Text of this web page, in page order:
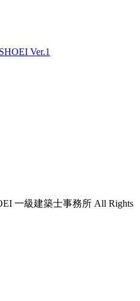
Ver.1
一級建築士事務所 All Rights